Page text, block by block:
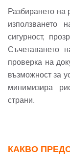
Разбирането на
използването
сигурност,
Съчетаването
проверка на
възможност за
минимизира
страни.
КАКВО